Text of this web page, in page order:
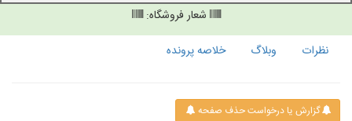
شعار فروشگاه:
نظرات
وبلاگ خلاصه پرونده
گزارش یا درخواست حذف صفحه